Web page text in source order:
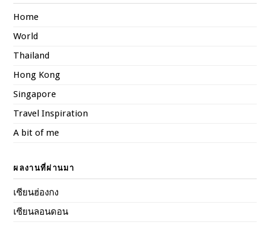
Home
World
Thailand
Hong Kong
Singapore
Travel Inspiration
A bit of me
ผลงานที่ผ่านมา
เซียนฮ่องกง
เซียนลอนดอน